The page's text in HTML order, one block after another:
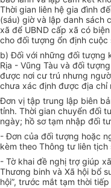
Thời gian liên hệ gia đình
(sáu) giờ và lập danh sách
xã để UBND cấp xã có
cho đối tượng ổn định cuộc
b) Đối với những đối tượng
Rịa - Vũng Tàu và đối
được nơi cư trú nhưng
chưa xác định được địa
Đơn vị tập trung lập biên
tỉnh. Thời gian chuyển đối
ngày; hồ sơ tạm nhập đối
- Đơn của đối tượng hoặc
kèm theo Thông tư liên tịch
- Tờ khai đề nghị trợ giúp
Thương binh và Xã hội bổ
hội”, trước mắt tạm thời